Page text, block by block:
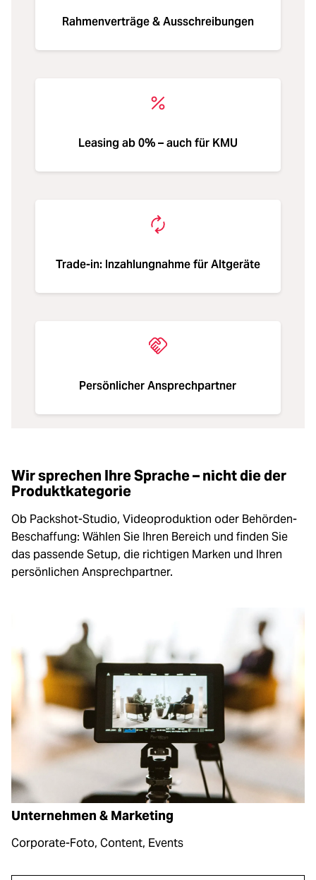
Rahmenverträge & Ausschreibungen
Leasing ab 0% – auch für KMU
Trade-in: Inzahlungnahme für Altgeräte
Persönlicher Ansprechpartner
Wir sprechen Ihre Sprache – nicht die der
Produktkategorie
Ob Packshot-Studio, Videoproduktion oder Behörden-
Beschaffung: Wählen Sie Ihren Bereich und finden Sie
das passende Setup, die richtigen Marken und Ihren
persönlichen Ansprechpartner.
Unternehmen & Marketing
Corporate-Foto, Content, Events